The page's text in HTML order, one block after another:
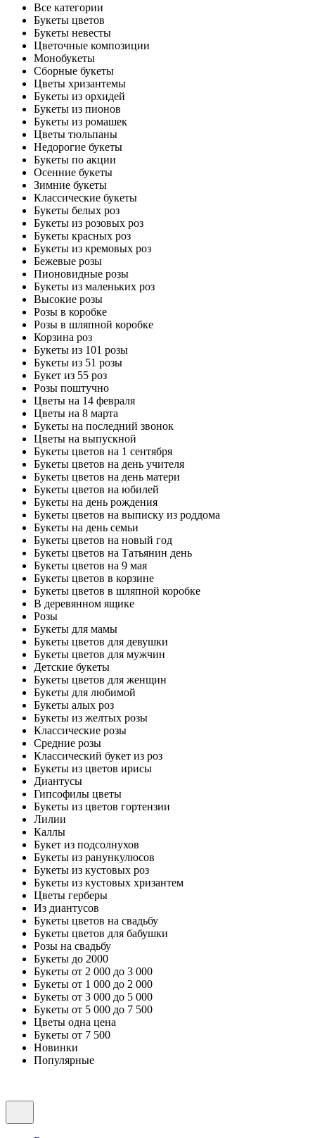
Все категории
Букеты цветов
Букеты невесты
Цветочные композиции
Монобукеты
Сборные букеты
Цветы хризантемы
Букеты из орхидей
Букеты из пионов
Букеты из ромашек
Цветы тюльпаны
Недорогие букеты
Букеты по акции
Осенние букеты
Зимние букеты
Классические букеты
Букеты белых роз
Букеты из розовых роз
Букеты красных роз
Букеты из кремовых роз
Бежевые розы
Пионовидные розы
Букеты из маленьких роз
Высокие розы
Розы в коробке
Розы в шляпной коробке
Корзина роз
Букеты из 101 розы
Букеты из 51 розы
Букет из 55 роз
Розы поштучно
Цветы на 14 февраля
Цветы на 8 марта
Букеты на последний звонок
Цветы на выпускной
Букеты цветов на 1 сентября
Букеты цветов на день учителя
Букеты цветов на день матери
Букеты цветов на юбилей
Букеты на день рождения
Букеты цветов на выписку из роддома
Букеты на день семьи
Букеты цветов на новый год
Букеты цветов на Татьянин день
Букеты цветов на 9 мая
Букеты цветов в корзине
Букеты цветов в шляпной коробке
В деревянном ящике
Розы
Букеты для мамы
Букеты цветов для девушки
Букеты цветов для мужчин
Детские букеты
Букеты цветов для женщин
Букеты для любимой
Букеты алых роз
Букеты из желтых розы
Классические розы
Средние розы
Классический букет из роз
Букеты из цветов ирисы
Диантусы
Гипсофилы цветы
Букеты из цветов гортензии
Лилии
Каллы
Букет из подсолнухов
Букеты из ранункулюсов
Букеты из кустовых роз
Букеты из кустовых хризантем
Цветы герберы
Из диантусов
Букеты цветов на свадьбу
Букеты цветов для бабушки
Розы на свадьбу
Букеты до 2000
Букеты от 2 000 до 3 000
Букеты от 1 000 до 2 000
Букеты от 3 000 до 5 000
Букеты от 5 000 до 7 500
Цветы одна цена
Букеты от 7 500
Новинки
Популярные